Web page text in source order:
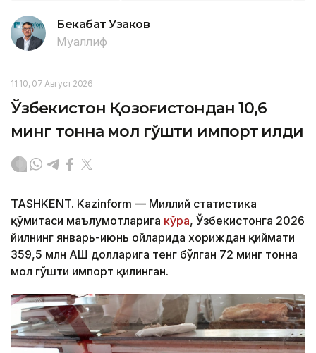
Бекабат Узаков
Муаллиф
11:10, 07 Август 2026
Ўзбекистон Қозоғистондан 10,6
минг тонна мол гўшти импорт қилди
TASHKENT. Kazinform — Миллий статистика
қўмитаси маълумотларига кўра, Ўзбекистонга 2026
йилнинг январь-июнь ойларида хориждан қиймати
359,5 млн АҚШ долларига тенг бўлган 72 минг тонна
мол гўшти импорт қилинган.